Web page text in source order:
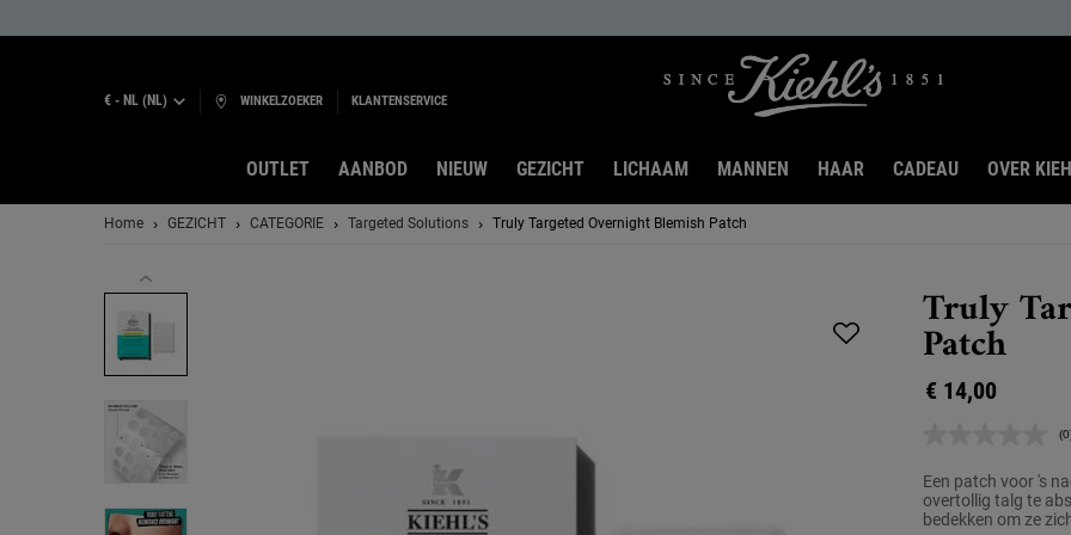
€ - NL (NL) WINKELZOEKER KLANTENSERVICE
OUTLET AANBOD NIEUW GEZICHT LICHAAM MANNEN HAAR CADEAU OVER
Home GEZICHT CATEGORIE Targeted Solutions Truly Targeted Overnight Blemish Patch
Truly
Patch
€ 14,00
Een patch voor 's
overtollig talg te
bedekken om ze